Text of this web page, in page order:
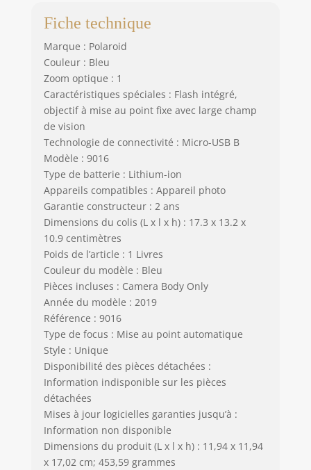
Fiche technique
Marque : Polaroid
Couleur : Bleu
Zoom optique : 1
Caractéristiques spéciales : Flash intégré,
objectif à mise au point fixe avec large champ
de vision
Technologie de connectivité : Micro-USB B
Modèle : 9016
Type de batterie : Lithium-ion
Appareils compatibles : Appareil photo
Garantie constructeur : 2 ans
Dimensions du colis (L x l x h) : 17.3 x 13.2 x
10.9 centimètres
Poids de l’article : 1 Livres
Couleur du modèle : Bleu
Pièces incluses : Camera Body Only
Année du modèle : 2019
Référence : 9016
Type de focus : Mise au point automatique
Style : Unique
Disponibilité des pièces détachées :
Information indisponible sur les pièces
détachées
Mises à jour logicielles garanties jusqu’à :
Information non disponible
Dimensions du produit (L x l x h) : 11,94 x 11,94
x 17,02 cm; 453,59 grammes